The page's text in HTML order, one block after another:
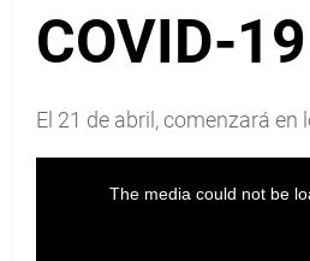
COVID-19
El 21 de abril, comenzará en
The media could not be